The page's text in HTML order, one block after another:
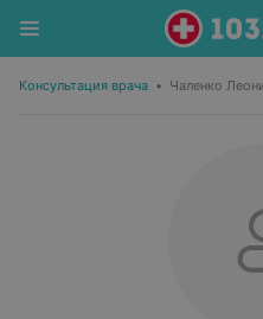
Консультация врача • Чаленко